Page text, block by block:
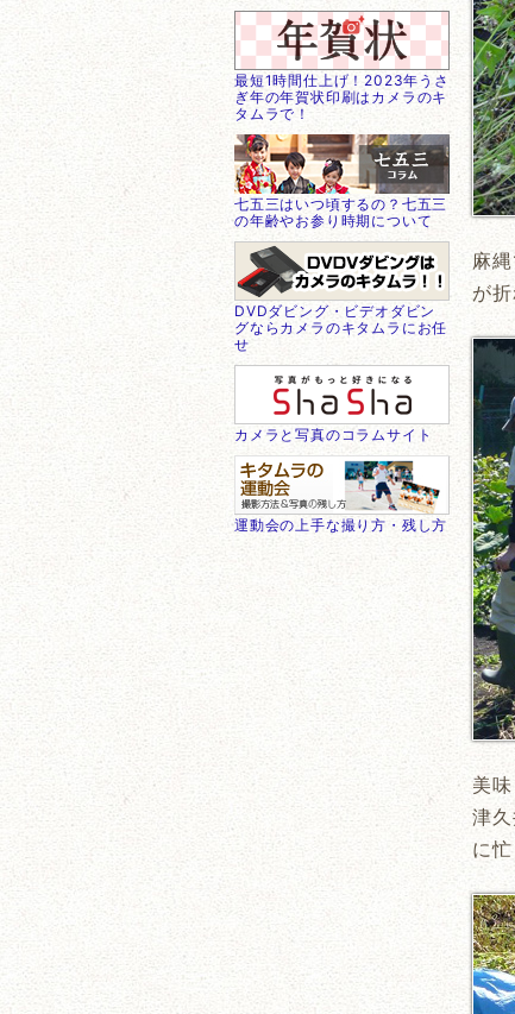
麻
が
美
津
に忙
最短1時間仕上げ！2023年うさ
ぎ年の年賀状印刷はカメラのキ
タムラで！
七五三はいつ頃するの？七五三
の年齢やお参り時期について
DVDダビング・ビデオダビン
グならカメラのキタムラにお任
せ
カメラと写真のコラムサイト
運動会の上手な撮り方・残し方